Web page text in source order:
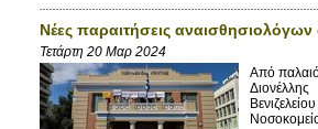
Νέες παραιτήσεις αναισθησιολόγων
Τετάρτη 20 Μαρ 2024
Από
Διονέλλης